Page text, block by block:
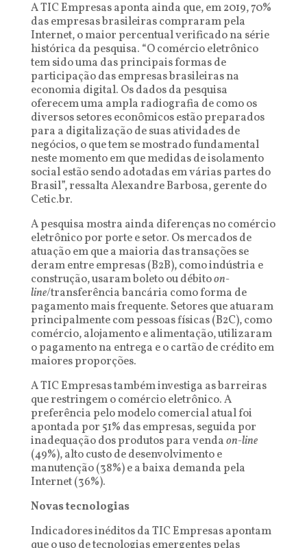
A TIC Empresas aponta ainda que, em 2019, 70%
das empresas brasileiras compraram pela
Internet, o maior percentual verificado na série
histórica da pesquisa. “O comércio eletrônico
tem sido uma das principais formas de
participação das empresas brasileiras na
economia digital. Os dados da pesquisa
oferecem uma ampla radiografia de como os
diversos setores econômicos estão preparados
para a digitalização de suas atividades de
negócios, o que tem se mostrado fundamental
neste momento em que medidas de isolamento
social estão sendo adotadas em várias partes do
Brasil”, ressalta Alexandre Barbosa, gerente do
Cetic.br.
A pesquisa mostra ainda diferenças no comércio
eletrônico por porte e setor. Os mercados de
atuação em que a maioria das transações se
deram entre empresas (B2B), como indústria e
construção, usaram boleto ou débitoon-
line/transferência bancária como forma de
pagamento mais frequente. Setores que atuaram
principalmente com pessoas físicas (B2C), como
comércio, alojamento e alimentação, utilizaram
o pagamento na entrega e o cartão de crédito em
maiores proporções.
A TIC Empresas também investiga as barreiras
que restringem o comércio eletrônico. A
preferência pelo modelo comercial atual foi
apontada por 51% das empresas, seguida por
inadequação dos produtos para vendaon-line
(49%), alto custo de desenvolvimento e
manutenção (38%) e a baixa demanda pela
Internet (36%).
Novas tecnologias
Indicadores inéditos da TIC Empresas apontam